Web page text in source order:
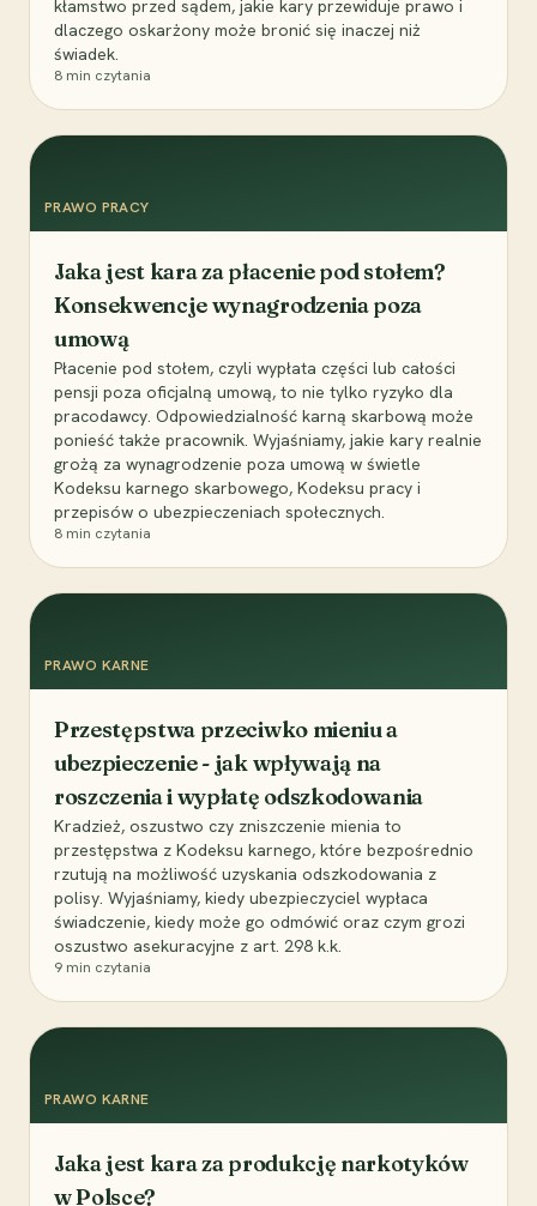
kłamstwo przed sądem, jakie kary przewiduje prawo i
dlaczego oskarżony może bronić się inaczej niż
świadek.
8 min czytania
PRAWO PRACY
Jaka jest kara za płacenie pod stołem?
Konsekwencje wynagrodzenia poza
umową
Płacenie pod stołem, czyli wypłata części lub całości
pensji poza oficjalną umową, to nie tylko ryzyko dla
pracodawcy. Odpowiedzialność karną skarbową może
ponieść także pracownik. Wyjaśniamy, jakie kary realnie
grożą za wynagrodzenie poza umową w świetle
Kodeksu karnego skarbowego, Kodeksu pracy i
przepisów o ubezpieczeniach społecznych.
8 min czytania
PRAWO KARNE
Przestępstwa przeciwko mieniu a
ubezpieczenie - jak wpływają na
roszczenia i wypłatę odszkodowania
Kradzież, oszustwo czy zniszczenie mienia to
przestępstwa z Kodeksu karnego, które bezpośrednio
rzutują na możliwość uzyskania odszkodowania z
polisy. Wyjaśniamy, kiedy ubezpieczyciel wypłaca
świadczenie, kiedy może go odmówić oraz czym grozi
oszustwo asekuracyjne z art. 298 k.k.
9 min czytania
PRAWO KARNE
Jaka jest kara za produkcję narkotyków
w Polsce?